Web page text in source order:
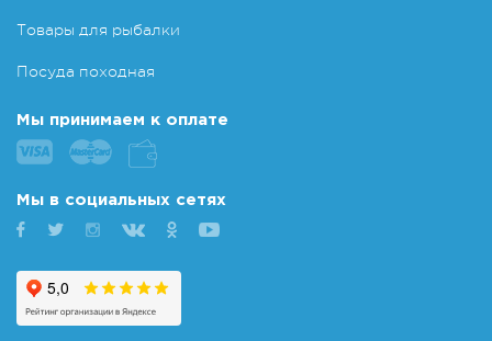
Товары для рыбалки
Посуда походная
Мы принимаем к оплате
Мы в социальных сетях